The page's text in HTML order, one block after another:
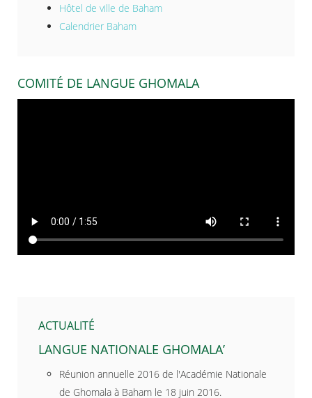
Hôtel de ville de Baham
Calendrier Baham
COMITÉ DE LANGUE GHOMALA
ACTUALITÉ
LANGUE NATIONALE GHOMALA’
Réunion annuelle 2016 de l'Académie Nationale
de Ghomala à Baham le 18 juin 2016.